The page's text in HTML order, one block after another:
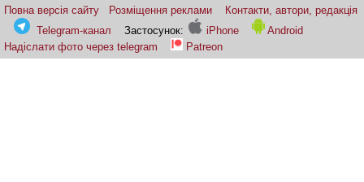
Повна версія сайту Розміщення реклами
Контакти, автори, редакція
Telegram-канал
Застосунок: iPhone
Android
Надіслати фото через telegram
Patreon